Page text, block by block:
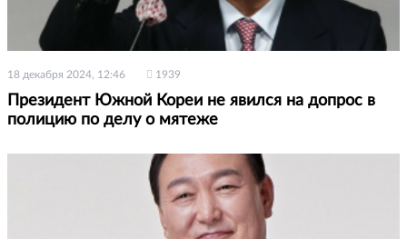
18 декабря 2024, 12:46 1939
Президент Южной Кореи не явился на допрос в
полицию по делу о мятеже